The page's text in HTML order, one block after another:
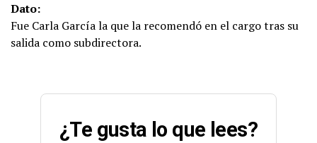
Dato:
Fue Carla García la que la recomendó en el cargo tras su
salida como subdirectora.
¿Te gusta lo que lees?